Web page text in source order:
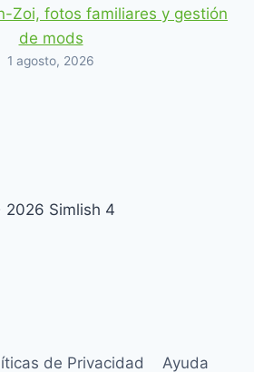
Zoi, fotos familiares y gestión
de mods
1 agosto, 2026
Simlish 4
de Privacidad Ayuda